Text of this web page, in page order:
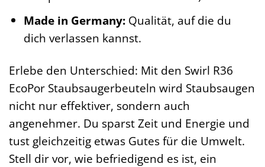
Made in Germany:Qualität, auf die du
dich verlassen kannst.
Erlebe den Unterschied: Mit den Swirl R36
EcoPor Staubsaugerbeuteln wird Staubsaugen
nicht nur effektiver, sondern auch
angenehmer. Du sparst Zeit und Energie und
tust gleichzeitig etwas Gutes für die Umwelt.
Stell dir vor, wie befriedigend es ist, ein